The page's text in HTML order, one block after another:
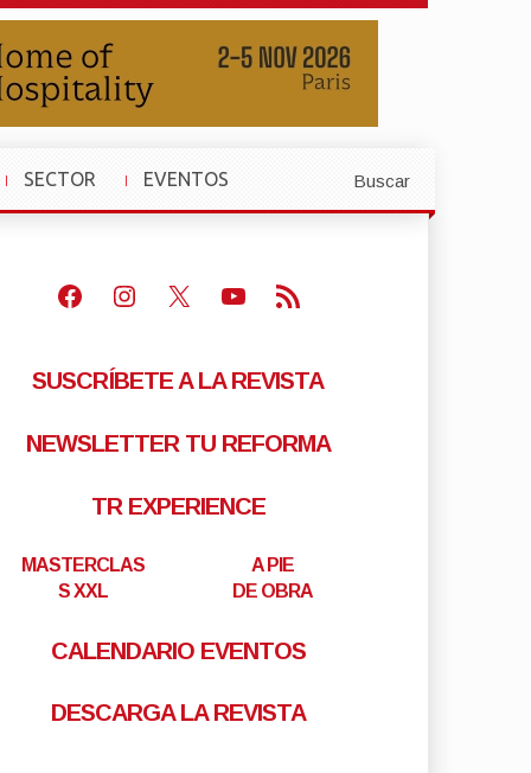
SECTOR
»
EVENTOS
»
Buscar
Facebook
Instagram
X Youtube
Feed RSS
SUSCRÍBETE A LA REVISTA
NEWSLETTER TU REFORMA
TR EXPERIENCE
MASTERCLAS
S XXL
A PIE
DE OBRA
CALENDARIO EVENTOS
DESCARGA LA REVISTA